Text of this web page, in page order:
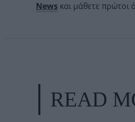
News και μάθετε πρώτοι
READ